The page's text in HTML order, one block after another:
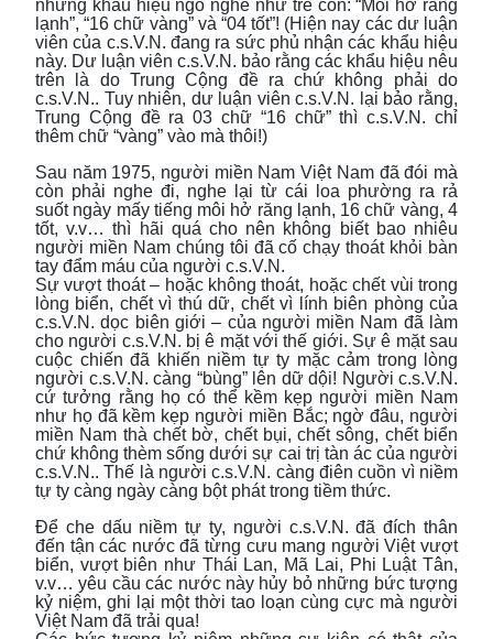
những khẩu hiệu ngô nghê như trẻ con: “Môi hở răng
lạnh”, “16 chữ vàng” và “04 tốt”! (Hiện nay các dư luận
viên của c.s.V.N. đang ra sức phủ nhận các khẩu hiệu
này. Dư luận viên c.s.V.N. bảo rằng các khẩu hiệu nêu
trên là do Trung Cộng đề ra chứ không phải do
c.s.V.N.. Tuy nhiên, dư luận viên c.s.V.N. lại bảo rằng,
Trung Cộng đề ra 03 chữ “16 chữ” thì c.s.V.N. chỉ
thêm chữ “vàng” vào mà thôi!)
Sau năm 1975, người miền Nam Việt Nam đã đói mà
còn phải nghe đi, nghe lại từ cái loa phường ra rả
suốt ngày mấy tiếng môi hở răng lạnh, 16 chữ vàng, 4
tốt, v.v… thì hãi quá cho nên không biết bao nhiêu
người miền Nam chúng tôi đã cố chạy thoát khỏi bàn
tay đẩm máu của người c.s.V.N.
Sự vượt thoát – hoặc không thoát, hoặc chết vùi trong
lòng biển, chết vì thú dữ, chết vì lính biên phòng của
c.s.V.N. dọc biên giới – của người miền Nam đã làm
cho người c.s.V.N. bị ê mặt với thế giới. Sự ê mặt sau
cuộc chiến đã khiến niềm tự ty mặc cảm trong lòng
người c.s.V.N. càng “bùng” lên dữ dội! Người c.s.V.N.
cứ tưởng rằng họ có thể kềm kẹp người miền Nam
như họ đã kềm kẹp người miền Bắc; ngờ đâu, người
miền Nam thà chết bờ, chết bụi, chết sông, chết biển
chứ không thèm sống dưới sự cai trị tàn ác của người
c.s.V.N.. Thế là người c.s.V.N. càng điên cuồn vì niềm
tự ty càng ngày càng bột phát trong tiềm thức.
Để che dấu niềm tự ty, người c.s.V.N. đã đích thân
đến tận các nước đã từng cưu mang người Việt vượt
biển, vượt biên như Thái Lan, Mã Lai, Phi Luật Tân,
v.v… yêu cầu các nước này hủy bỏ những bức tượng
kỷ niệm, ghi lại một thời tao loạn cùng cực mà người
Việt Nam đã trải qua!